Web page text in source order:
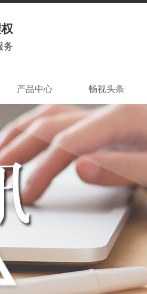
务
产品中心 畅视头条